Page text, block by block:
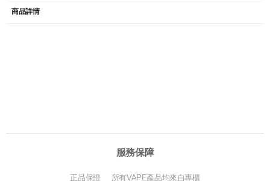
商品詳情
服務保障
正品保證 所有VAPE產品均來自專櫃